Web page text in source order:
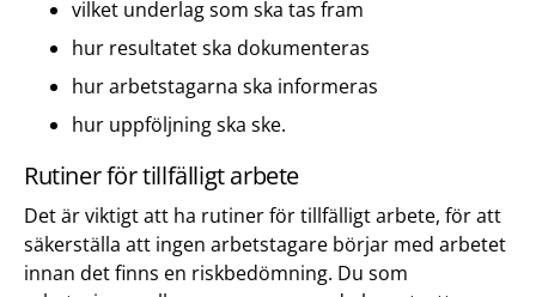
vilket underlag som ska tas fram
hur resultatet ska dokumenteras
hur arbetstagarna ska informeras
hur uppföljning ska ske.
Rutiner för tillfälligt arbete
Det är viktigt att ha rutiner för tillfälligt arbete, för att
säkerställa att ingen arbetstagare börjar med arbetet
innan det finns en riskbedömning. Du som